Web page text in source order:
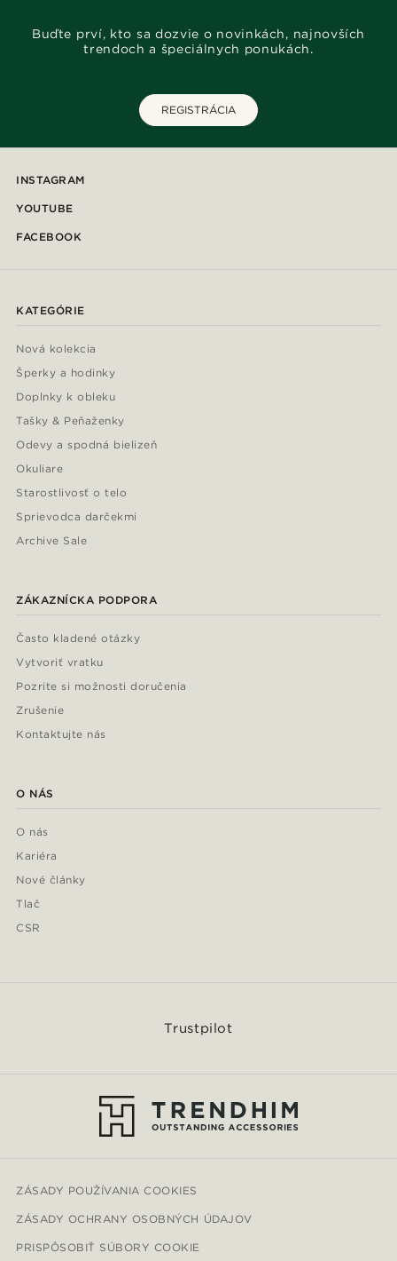
Buďte prví, kto sa dozvie o novinkách, najnovších
trendoch a špeciálnych ponukách.
REGISTRÁCIA
INSTAGRAM
YOUTUBE
FACEBOOK
KATEGÓRIE
Nová kolekcia
Šperky a hodinky
Doplnky k obleku
Tašky & Peňaženky
Odevy a spodná bielizeň
Okuliare
Starostlivosť o telo
Sprievodca darčekmi
Archive Sale
ZÁKAZNÍCKA PODPORA
Často kladené otázky
Vytvoriť vratku
Pozrite si možnosti doručenia
Zrušenie
Kontaktujte nás
O NÁS
O nás
Kariéra
Nové články
Tlač
CSR
Trustpilot
ZÁSADY POUŽÍVANIA COOKIES
ZÁSADY OCHRANY OSOBNÝCH ÚDAJOV
PRISPÔSOBIŤ SÚBORY COOKIE